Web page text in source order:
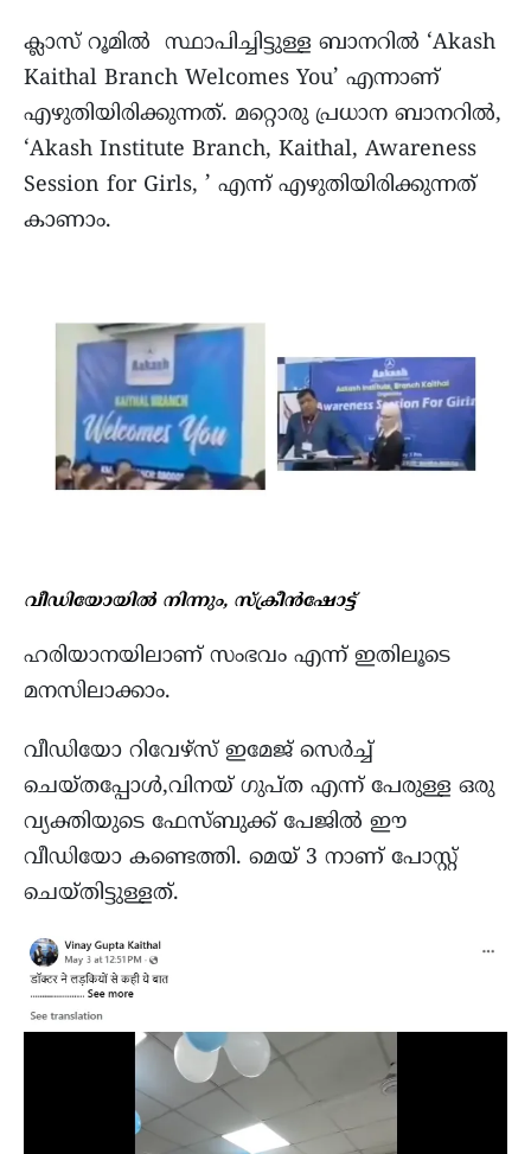
ക്ലാസ് റൂമിൽ സ്ഥാപിച്ചിട്ടുള്ള ബാനറിൽ ‘Akash
Kaithal Branch Welcomes You’ എന്നാണ്
എഴുതിയിരിക്കുന്നത്. മറ്റൊരു പ്രധാന ബാനറിൽ,
‘Akash Institute Branch, Kaithal, Awareness
Session for Girls, ’ എന്ന് എഴുതിയിരിക്കുന്നത്
കാണാം.
വീഡിയോയില്‍ നിന്നും, സ്ക്രീന്‍ഷോട്ട്
ഹരിയാനയിലാണ് സംഭവം എന്ന് ഇതിലൂടെ
മനസിലാക്കാം.
വീഡിയോ റിവേഴ്സ് ഇമേജ് സെർച്ച്
ചെയ്തപ്പോൾ,വിനയ് ഗുപ്ത എന്ന് പേരുള്ള ഒരു
വ്യക്തിയുടെ ഫേസ്ബുക്ക് പേജിൽ ഈ
വീഡിയോ കണ്ടെത്തി. മെയ് 3 നാണ് പോസ്റ്റ്
ചെയ്തിട്ടുള്ളത്.